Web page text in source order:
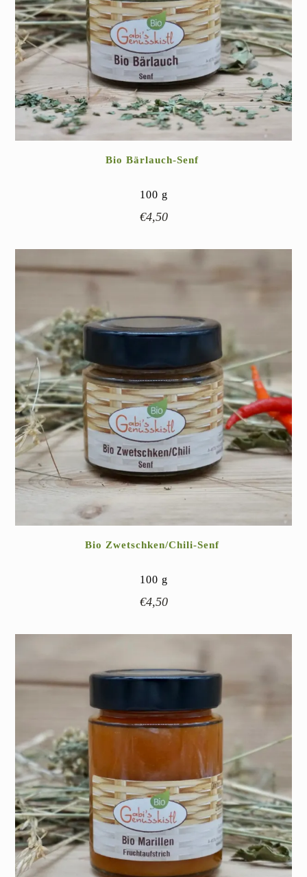
Bio Bärlauch-Senf
100 g
€4,50
Bio Zwetschken/Chili-Senf
100 g
€4,50